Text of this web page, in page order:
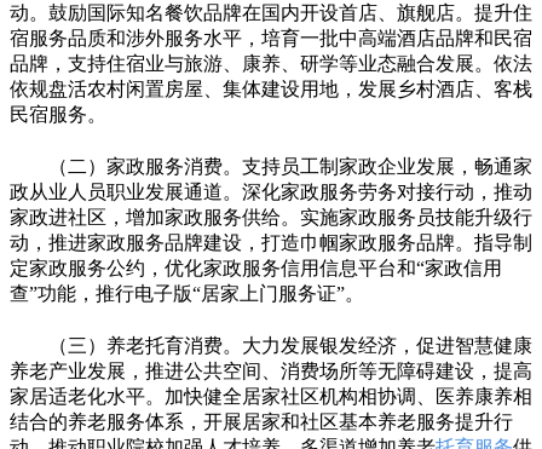
动。鼓励国际知名餐饮品牌在国内开设首店、旗舰店。提升住
宿服务品质和涉外服务水平，培育一批中高端酒店品牌和民宿
品牌，支持住宿业与旅游、康养、研学等业态融合发展。依法
依规盘活农村闲置房屋、集体建设用地，发展乡村酒店、客栈
民宿服务。
（二）家政服务消费。支持员工制家政企业发展，畅通家
政从业人员职业发展通道。深化家政服务劳务对接行动，推动
家政进社区，增加家政服务供给。实施家政服务员技能升级行
动，推进家政服务品牌建设，打造巾帼家政服务品牌。指导制
定家政服务公约，优化家政服务信用信息平台和“家政信用
查”功能，推行电子版“居家上门服务证”。
（三）养老托育消费。大力发展银发经济，促进智慧健康
养老产业发展，推进公共空间、消费场所等无障碍建设，提高
家居适老化水平。加快健全居家社区机构相协调、医养康养相
结合的养老服务体系，开展居家和社区基本养老服务提升行